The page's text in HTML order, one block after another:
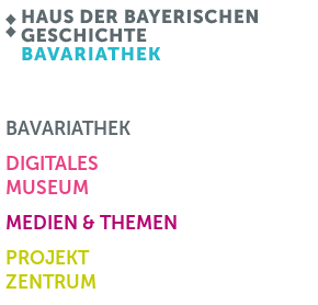
BAVARIATHEK
DIGITALES
MUSEUM
MEDIEN & THEMEN
PROJEKT
ZENTRUM